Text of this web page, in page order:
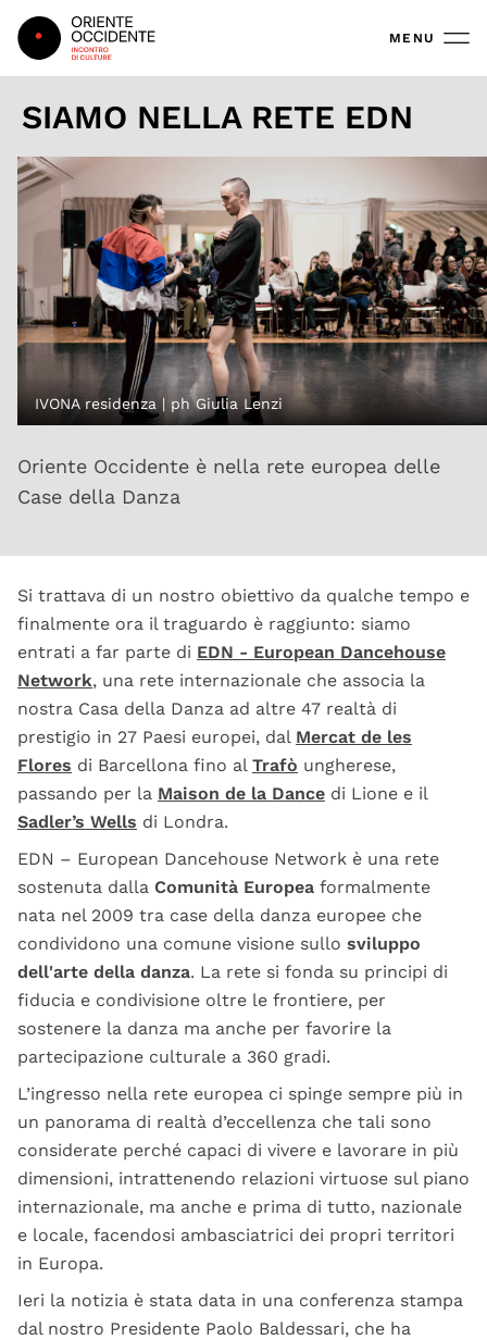
Oriente Occidente MENU
SIAMO NELLA RETE EDN
IVONA residenza | ph Giulia Lenzi
Oriente Occidente è nella rete europea delle
Case della Danza
Si trattava di un nostro obiettivo da qualche tempo e
finalmente ora il traguardo è raggiunto: siamo
entrati a far parte di EDN - European Dancehouse
Network, una rete internazionale che associa la
nostra Casa della Danza ad altre 47 realtà di
prestigio in 27 Paesi europei, dal Mercat de les
Flores di Barcellona fino al Trafò ungherese,
passando per la Maison de la Dance di Lione e il
Sadler’s Wells di Londra.
EDN – European Dancehouse Network è una rete
sostenuta dalla Comunità Europea formalmente
nata nel 2009 tra case della danza europee che
condividono una comune visione sullo sviluppo
dell'arte della danza. La rete si fonda su principi di
fiducia e condivisione oltre le frontiere, per
sostenere la danza ma anche per favorire la
partecipazione culturale a 360 gradi.
L’ingresso nella rete europea ci spinge sempre più in
un panorama di realtà d’eccellenza che tali sono
considerate perché capaci di vivere e lavorare in più
dimensioni, intrattenendo relazioni virtuose sul piano
internazionale, ma anche e prima di tutto, nazionale
e locale, facendosi ambasciatrici dei propri territori
in Europa.
Ieri la notizia è stata data in una conferenza stampa
dal nostro Presidente Paolo Baldessari, che ha